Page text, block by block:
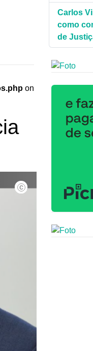
on
Ag.GPS
Carlos
como
de